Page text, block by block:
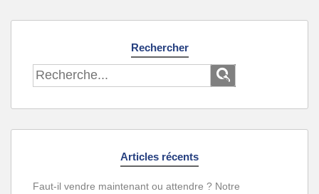
Rechercher
Articles récents
Faut-il vendre maintenant ou attendre ? Notre